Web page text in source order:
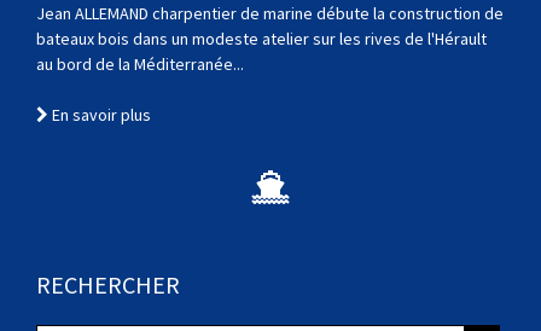
Jean ALLEMAND charpentier de marine débute la construction de
bateaux bois dans un modeste atelier sur les rives de l'Hérault
au bord de la Méditerranée...
En savoir plus
RECHERCHER